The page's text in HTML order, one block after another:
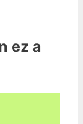
ez a